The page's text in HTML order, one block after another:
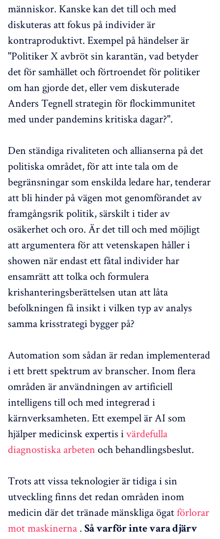
människor. Kanske kan det till och med
diskuteras att fokus på individer är
kontraproduktivt. Exempel på händelser är
"Politiker X avbröt sin karantän, vad betyder
det för samhället och förtroendet för politiker
om han gjorde det, eller vem diskuterade
Anders Tegnell strategin för flockimmunitet
med under pandemins kritiska dagar?".
Den ständiga rivaliteten och allianserna på det
politiska området, för att inte tala om de
begränsningar som enskilda ledare har, tenderar
att bli hinder på vägen mot genomförandet av
framgångsrik politik, särskilt i tider av
osäkerhet och oro. Är det till och med möjligt
att argumentera för att vetenskapen håller i
showen när endast ett fåtal individer har
ensamrätt att tolka och formulera
krishanteringsberättelsen utan att låta
befolkningen få insikt i vilken typ av analys
samma krisstrategi bygger på?
Automation som sådan är redan implementerad
i ett brett spektrum av branscher. Inom flera
områden är användningen av artificiell
intelligens till och med integrerad i
kärnverksamheten. Ett exempel är AI som
hjälper medicinsk expertis ivärdefulla
diagnostiska arbeten och behandlingsbeslut.
Trots att vissa teknologier är tidiga i sin
utveckling finns det redan områden inom
medicin där det tränade mänskliga ögatförlorar
mot maskinerna . Så varför inte vara djärv